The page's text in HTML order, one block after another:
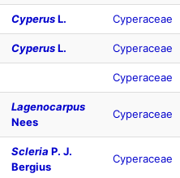
CyperusL. Cyperaceae
CyperusL. Cyperaceae
Cyperaceae
Lagenocarpus
Nees
Cyperaceae
Scleria P. J.
Bergius
Cyperaceae